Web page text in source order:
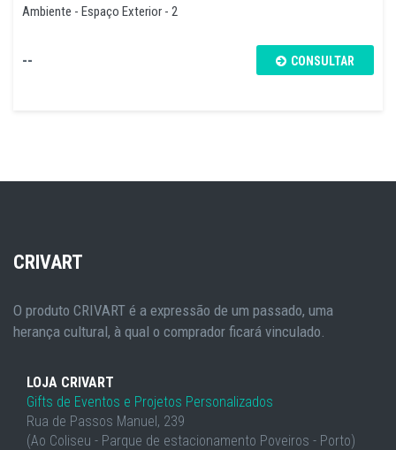
Ambiente - Espaço Exterior - 2
-- CONSULTAR
CRIVART
O produto CRIVART é a expressão de um passado, uma
herança cultural, à qual o comprador ficará vinculado.
LOJA CRIVART
Gifts de Eventos e Projetos Personalizados
Rua de Passos Manuel, 239
(Ao Coliseu - Parque de estacionamento Poveiros - Porto)